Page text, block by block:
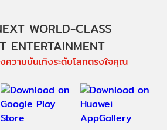
WORLD-CLASS
ENTERTAINMENT
ความบันเทิงระดับโลกตรงใจคุณ